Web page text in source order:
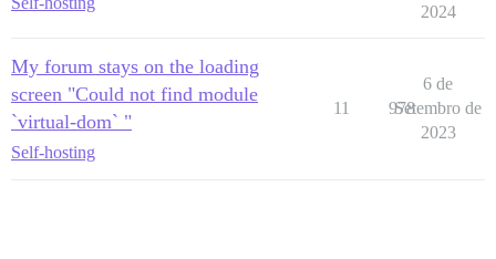
2024
My forum stays on the loading
screen "Could not find module
`virtual-dom` "
Self-hosting
11 978
6 de
Setembro de
2023